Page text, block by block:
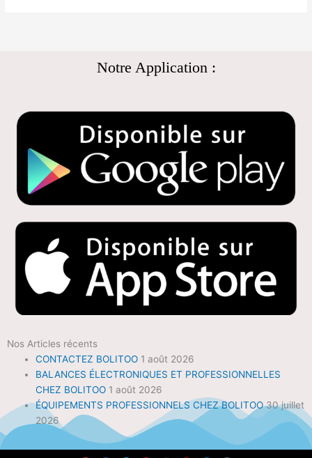
Notre Application :
Nos Articles récents
CONTACTEZ BOLITOO 1 août 2026
BALANCES ÉLECTRONIQUES ET PROFESSIONNELLES
CHEZ BOLITOO 1 août 2026
ÉQUIPEMENTS PROFESSIONNELS CHEZ BOLITOO 30 juillet
2026